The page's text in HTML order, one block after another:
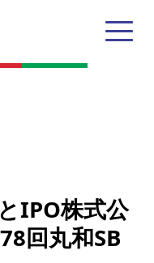
IPO株式公
回丸和SB